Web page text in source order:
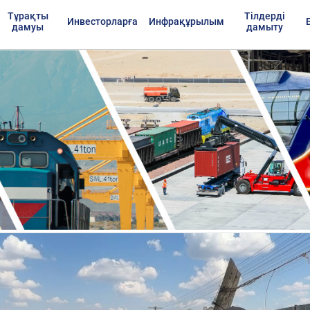
Тұрақты
дамуы
Инвесторларға Инфрақұрылым
Тілдерді
дамыту